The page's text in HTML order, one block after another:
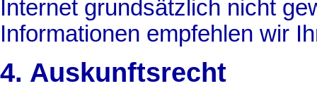
Internet grundsätzlich nicht
Informationen empfehlen wir
4. Auskunftsrecht